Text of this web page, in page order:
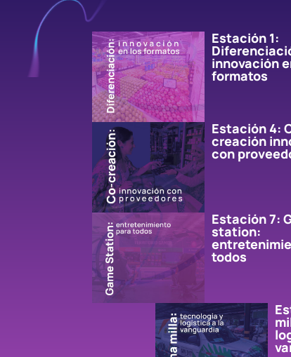
Estación 1:
innovación
formatos
Estación 4:
creación
con
Estación 7:
station:
todos